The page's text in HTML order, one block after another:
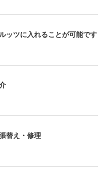
ッツに入れることが可能です
替え・修理